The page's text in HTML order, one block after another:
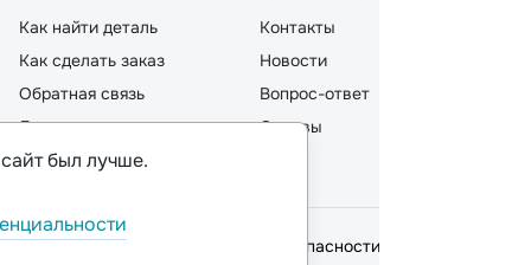
Как найти деталь
Как сделать заказ
Обратная связь
Доставка
Оплата
Контакты
Новости
Вопрос-ответ
Отзывы
© 2026,ООО "ППР"
Политика безопасности
был лучше.